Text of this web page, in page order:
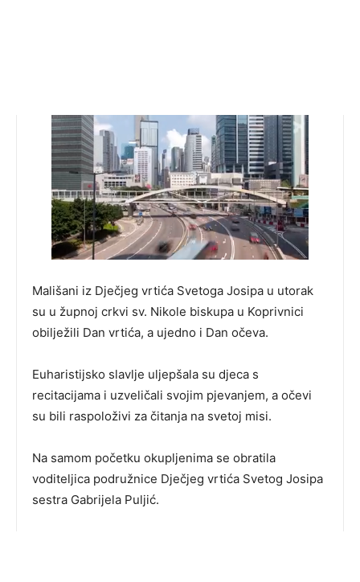
Mališani iz Dječjeg vrtića Svetoga Josipa u utorak
su u župnoj crkvi sv. Nikole biskupa u Koprivnici
obilježili Dan vrtića, a ujedno i Dan očeva.
Euharistijsko slavlje uljepšala su djeca s
recitacijama i uzveličali svojim pjevanjem, a očevi
su bili raspoloživi za čitanja na svetoj misi.
Na samom početku okupljenima se obratila
voditeljica podružnice Dječjeg vrtića Svetog Josipa
sestra Gabrijela Puljić.